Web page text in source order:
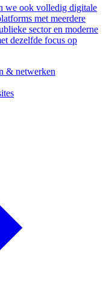
we ook volledig digitale
met meerdere
sector en moderne
dezelfde focus op
& netwerken